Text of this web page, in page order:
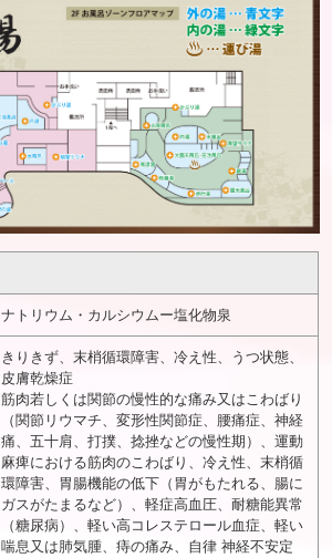
ナトリウム・カルシウムー塩化物泉
きりきず、末梢循環障害、冷え性、うつ状態、
皮膚乾燥症
筋肉若しくは関節の慢性的な痛み又はこわばり
（関節リウマチ、変形性関節症、腰痛症、神経
痛、五十肩、打撲、捻挫などの慢性期）、運動
麻痺における筋肉のこわばり、冷え性、末梢循
環障害、胃腸機能の低下（胃がもたれる、腸に
ガスがたまるなど）、軽症高血圧、耐糖能異常
（糖尿病）、軽い高コレステロール血症、軽い
喘息又は肺気腫、痔の痛み、自律 神経不安定